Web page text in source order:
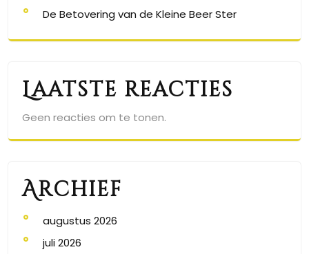
De Betovering van de Kleine Beer Ster
Laatste reacties
Geen reacties om te tonen.
Archief
augustus 2026
juli 2026